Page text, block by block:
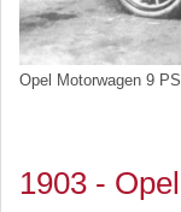
Opel Motorwagen 9
1903 -